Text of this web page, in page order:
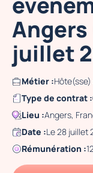
juillet
Métier :
Type de contrat :
Lieu :Angers,
Date :Le 28 juillet
Rémunération :